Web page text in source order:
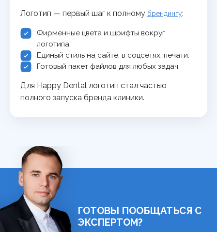
Логотип — первый шаг к полному брендингу:
Фирменные цвета и шрифты вокруг
логотипа.
Единый стиль на сайте, в соцсетях, печати.
Готовый пакет файлов для любых задач.
Для Happy Dental логотип стал частью
полного запуска бренда клиники.
ГОТОВЫ ПООБЩАТЬСЯ С
ЭКСПЕРТОМ?